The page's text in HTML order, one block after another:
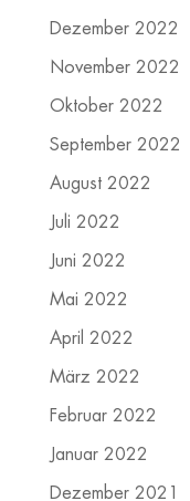
Dezember 2022
November 2022
Oktober 2022
September 2022
August 2022
Juli 2022
Juni 2022
Mai 2022
April 2022
März 2022
Februar 2022
Januar 2022
Dezember 2021